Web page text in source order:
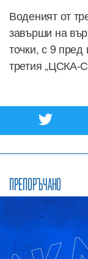
Воденият от
завърши на
точки, с 9
третия „ЦСКА-
ПРЕПОРЪЧАНО